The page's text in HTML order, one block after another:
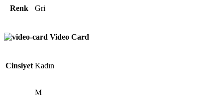
Renk Gri
Video Card
Cinsiyet Kadın
M